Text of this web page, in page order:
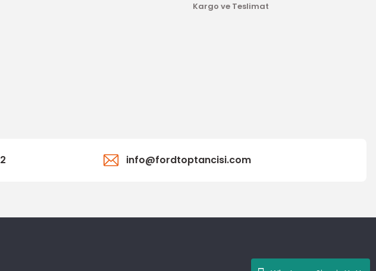
Kargo ve Teslimat
info@fordtoptancisi.com